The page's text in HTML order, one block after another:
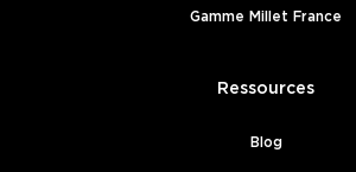
Gamme Millet France
Ressources
Blog